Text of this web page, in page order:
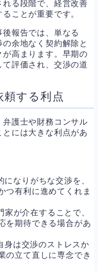
る段階で、経営改善
ことが重要です。
報告では、単なる
の余地なく契約解除と
高まります。早期の
評価され、交渉の道
頼する利点
護士や財務コンサル
には大きな利点があ
になりがちな交渉を、
つ有利に進めてくれま
家が介在することで、
を期待できる場合があ
身は交渉のストレスか
の立て直しに専念でき